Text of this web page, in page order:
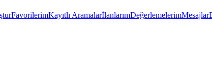
FavorilerimKayıtlı AramalarİlanlarımDeğerlemelerimMesajlar